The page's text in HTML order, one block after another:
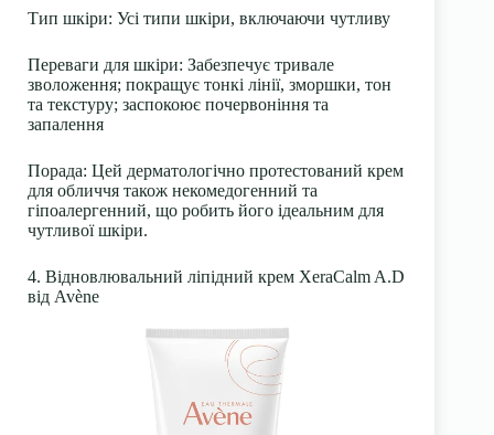
Тип шкіри: Усі типи шкіри, включаючи чутливу
Переваги для шкіри: Забезпечує тривале
зволоження; покращує тонкі лінії, зморшки, тон
та текстуру; заспокоює почервоніння та
запалення
Порада: Цей дерматологічно протестований крем
для обличчя також некомедогенний та
гіпоалергенний, що робить його ідеальним для
чутливої шкіри.
4. Відновлювальний ліпідний крем XeraCalm A.D
від Avène